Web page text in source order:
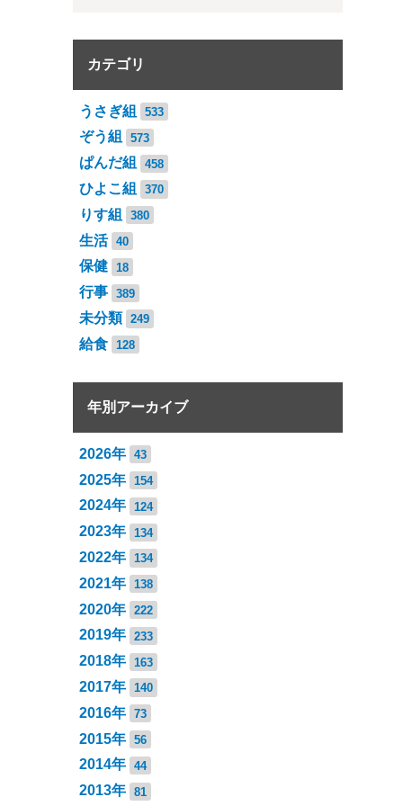
カテゴリ
うさぎ組 533
ぞう組 573
ぱんだ組 458
ひよこ組 370
りす組 380
生活 40
保健 18
行事 389
未分類 249
給食 128
年別アーカイブ
2026年 43
2025年 154
2024年 124
2023年 134
2022年 134
2021年 138
2020年 222
2019年 233
2018年 163
2017年 140
2016年 73
2015年 56
2014年 44
2013年 81